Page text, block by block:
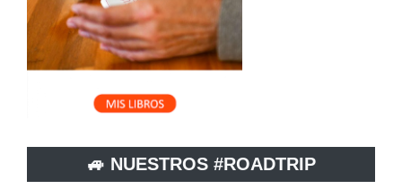
🚙 NUESTROS #ROADTRIP